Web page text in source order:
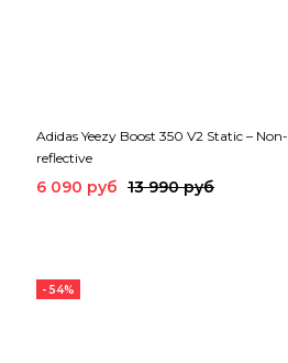
Adidas Yeezy Boost 350 V2 Static – Non-
reflective
6 090 руб 13 990 руб
- 54%